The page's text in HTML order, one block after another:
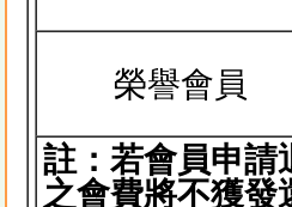
榮譽會員
註：若會員申請
之會費將不獲發